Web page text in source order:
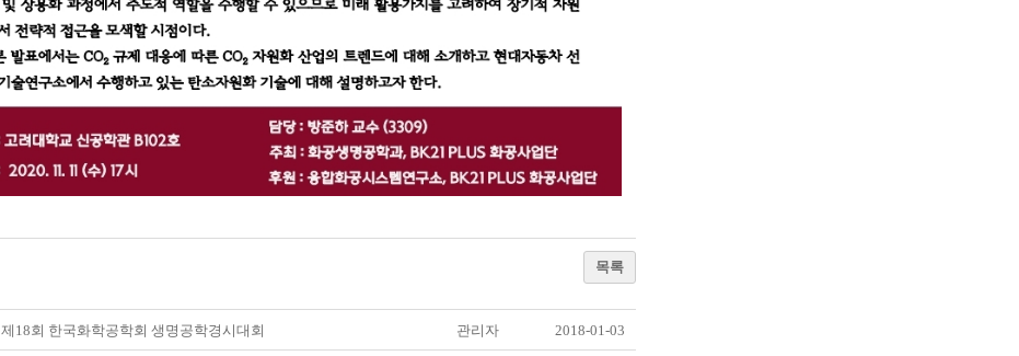
목록
제18회 한국화학공학회 생명공학경시대회 관리자 2018-01-03